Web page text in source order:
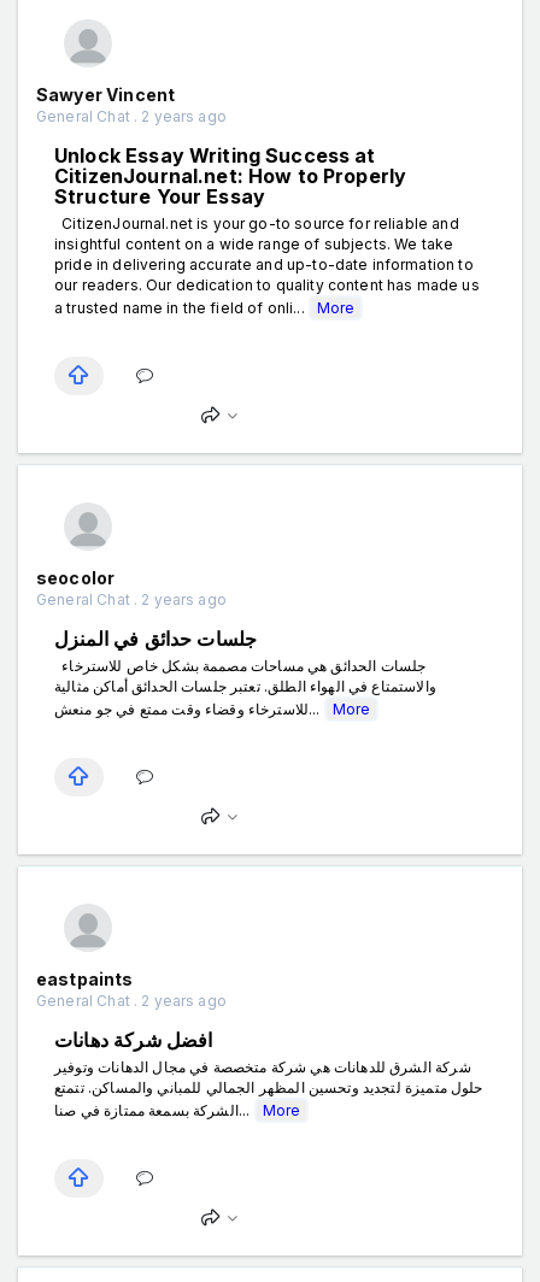
Sawyer Vincent
General Chat . 2 years ago
Unlock Essay Writing Success at
CitizenJournal.net: How to Properly
Structure Your Essay
CitizenJournal.net is your go-to source for reliable and
insightful content on a wide range of subjects. We take
pride in delivering accurate and up-to-date information to
our readers. Our dedication to quality content has made us
a trusted name in the field of onli...
More
seocolor
General Chat . 2 years ago
جلسات حدائق في المنزل
والاستمتاع في الهواء الطلق. تعتبر جلسات الحدائق أماكن مثالية
للاسترخاء وقضاء وقت ممتع في جو منعش...
More
eastpaints
General Chat . 2 years ago
افضل شركة دهانات
شركة الشرق للدهانات هي شركة متخصصة في مجال الدهانات وتوفير
حلول متميزة لتجديد وتحسين المظهر الجمالي للمباني والمساكن. تتمتع
الشركة بسمعة ممتازة في صنا...
More